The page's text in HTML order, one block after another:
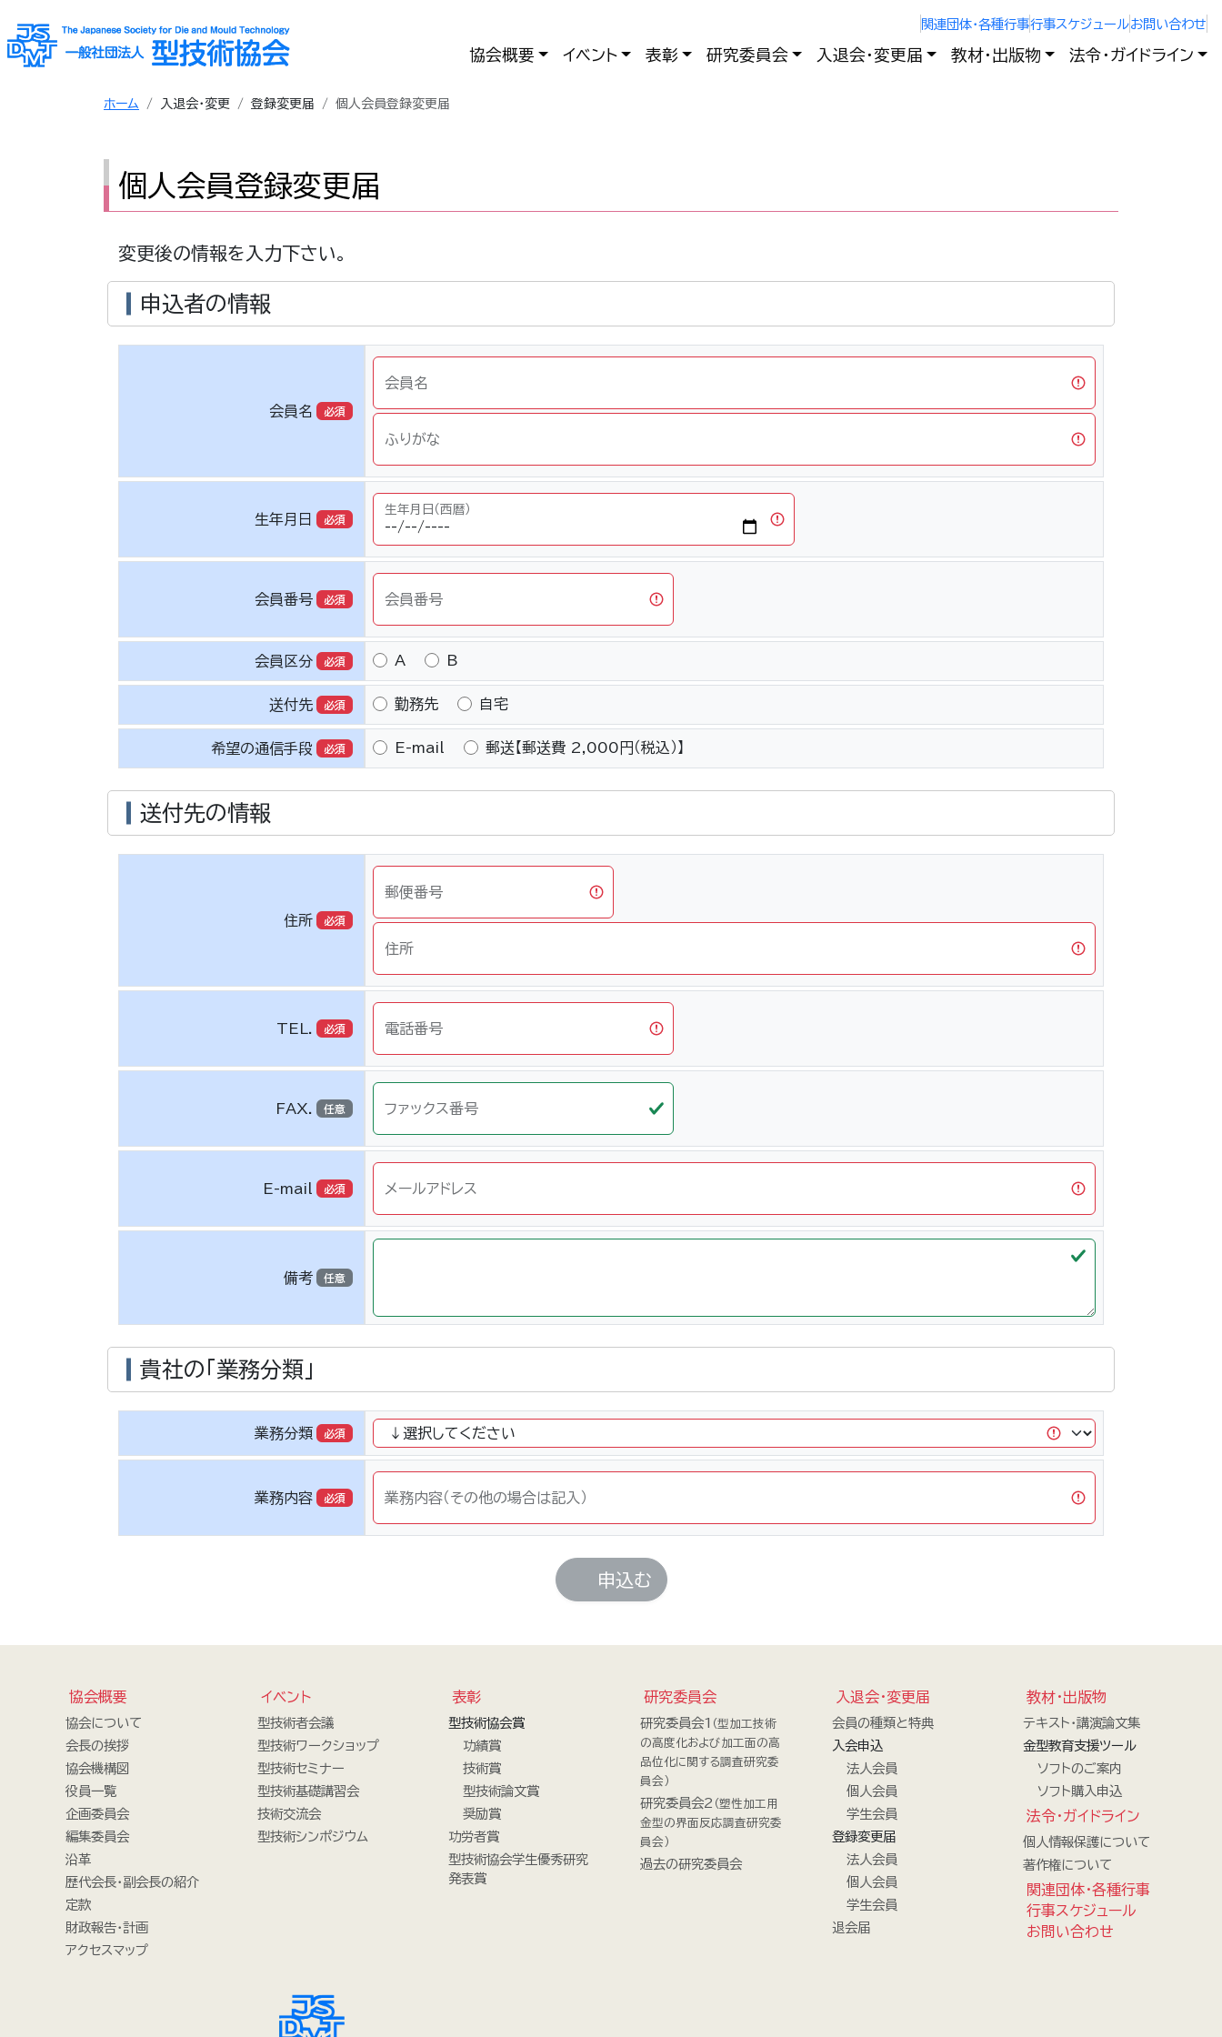
関連団体・各種行事行事スケジュールお問い合わせ
協会概要 イベント 表彰 研究委員会 入退会・変更届 教材・出版物 法令・ガイドライン
ホーム 入退会・変更 登録変更届 個人会員登録変更届
個人会員登録変更届
変更後の情報を入力下さい。
申込者の情報
会員名 必須
会員名
ふりがな
生年月日 必須
生年月日（西暦）
会員番号 必須 会員番号
会員区分 必須 A B
送付先 必須 勤務先 自宅
希望の通信手段 必須 E-mail 郵送【郵送費 2,000円（税込）】
送付先の情報
住所 必須
郵便番号
住所
TEL. 必須 電話番号
FAX. 任意 ファックス番号
E-mail 必須 メールアドレス
備考 任意
貴社の「業務分類」
業務分類 必須
業務内容 必須 業務内容（その他の場合は記入）
申込む
協会概要
協会について
会長の挨拶
協会機構図
役員一覧
企画委員会
編集委員会
沿革
歴代会長・副会長の紹介
定款
財政報告・計画
アクセスマップ
イベント
型技術者会議
型技術ワークショップ
型技術セミナー
型技術基礎講習会
技術交流会
型技術シンポジウム
表彰
型技術協会賞
功績賞
技術賞
型技術論文賞
奨励賞
功労者賞
型技術協会学生優秀研究
発表賞
研究委員会
研究委員会1 （型加工技術
の高度化および加工面の高
品位化に関する調査研究委
員会）
研究委員会2 （塑性加工用
金型の界面反応調査研究委
員会）
過去の研究委員会
入退会・変更届
会員の種類と特典
入会申込
法人会員
個人会員
学生会員
登録変更届
法人会員
個人会員
学生会員
退会届
教材・出版物
テキスト・講演論文集
金型教育支援ツール
ソフトのご案内
ソフト購入申込
法令・ガイドライン
個人情報保護について
著作権について
関連団体・各種行事
行事スケジュール
お問い合わせ